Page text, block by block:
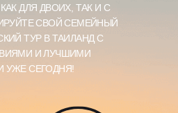
ДЛЯ ДВОИХ, ТАК И С
СВОЙ СЕМЕЙНЫЙ
ТУР В ТАИЛАНД С
И ЛУЧШИМИ
УЖЕ СЕГОДНЯ!